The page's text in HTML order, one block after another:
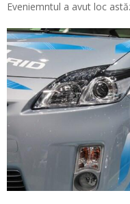
Eveniemntul a avut loc